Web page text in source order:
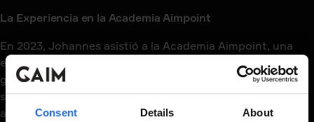
Consent Details About
La Experiencia en la Academia Aimpoint
En 2023, Johannes asistió a la Academia Aimpoint, una
experiencia que describe como tanto estresante como
gratificante. "Estaba muy nervioso con un camarógrafo
siguiéndome durante tres días", admite. “Sin embargo, la
academia proporcionó valiosos conocimientos sobre el